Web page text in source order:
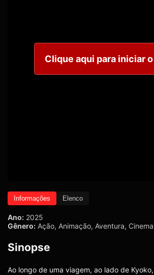
Clique aqui para iniciar
Informações Elenco
Ano: 2025
Gênero: Ação, Animação, Aventura,
Sinopse
Ao longo de uma viagem, ao lado de